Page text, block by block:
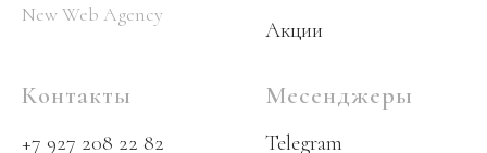
New Web Agency
Акции
Контакты
+7 927 208 22 82
Месенджеры
Telegram